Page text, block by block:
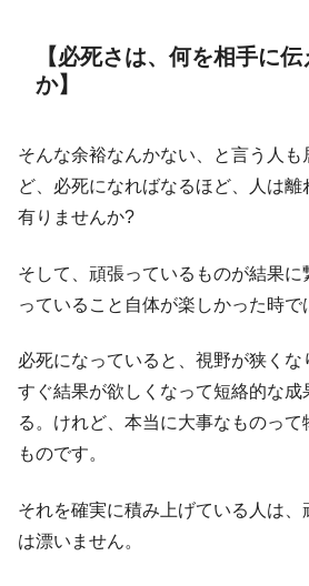
【必死さは、何を相手に
か】
そんな余裕なんかない、と言う人
ど、必死になればなるほど、人は離
有りませんか?
そして、頑張っているものが結果
っていること自体が楽しかった時
必死になっていると、視野が狭くな
すぐ結果が欲しくなって短絡的な成
る。けれど、本当に大事なものっ
ものです。
それを確実に積み上げている人は
は漂いません。